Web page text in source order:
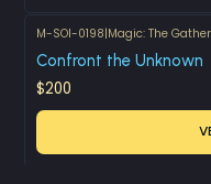
M-SOI-0198|Magic: The
Confront the Unknown
$200